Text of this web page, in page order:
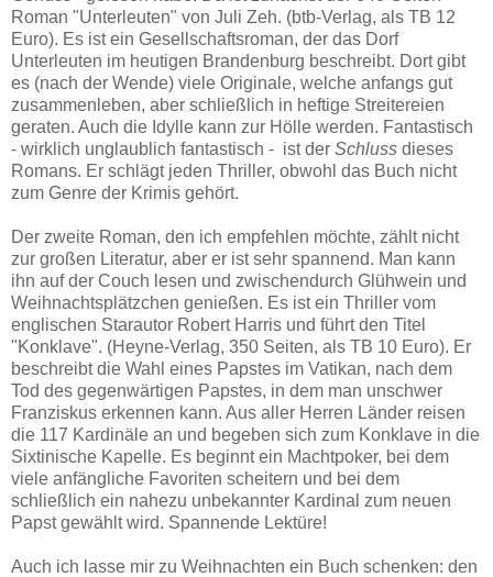
Roman "Unterleuten" von Juli Zeh. (btb-Verlag, als TB 12
Euro). Es ist ein Gesellschaftsroman, der das Dorf
Unterleuten im heutigen Brandenburg beschreibt. Dort gibt
es (nach der Wende) viele Originale, welche anfangs gut
zusammenleben, aber schließlich in heftige Streitereien
geraten. Auch die Idylle kann zur Hölle werden. Fantastisch
- wirklich unglaublich fantastisch - ist der Schluss dieses
Romans. Er schlägt jeden Thriller, obwohl das Buch nicht
zum Genre der Krimis gehört.
Der zweite Roman, den ich empfehlen möchte, zählt nicht
zur großen Literatur, aber er ist sehr spannend. Man kann
ihn auf der Couch lesen und zwischendurch Glühwein und
Weihnachtsplätzchen genießen. Es ist ein Thriller vom
englischen Starautor Robert Harris und führt den Titel
"Konklave". (Heyne-Verlag, 350 Seiten, als TB 10 Euro). Er
beschreibt die Wahl eines Papstes im Vatikan, nach dem
Tod des gegenwärtigen Papstes, in dem man unschwer
Franziskus erkennen kann. Aus aller Herren Länder reisen
die 117 Kardinäle an und begeben sich zum Konklave in die
Sixtinische Kapelle. Es beginnt ein Machtpoker, bei dem
viele anfängliche Favoriten scheitern und bei dem
schließlich ein nahezu unbekannter Kardinal zum neuen
Papst gewählt wird. Spannende Lektüre!
Auch ich lasse mir zu Weihnachten ein Buch schenken: den